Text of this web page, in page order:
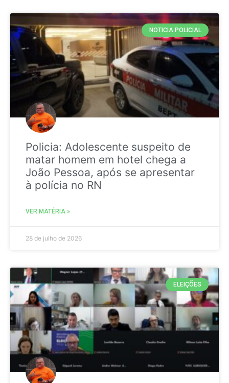
NOTICIA POLICIAL
Policia: Adolescente suspeito de
matar homem em hotel chega a
João Pessoa, após se apresentar
à polícia no RN
VER MATÉRIA »
28 de julho de 2026
ELEIÇÕES